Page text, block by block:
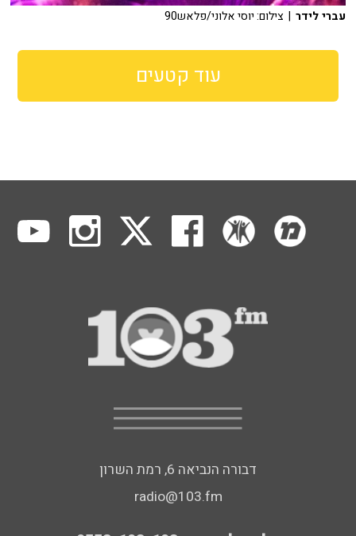
עברי לידר | צילום: יוסי אלוני/פלאש90
עוד קטעים
דבורה הנביאה 6, רמת השרון
radio@103.fm